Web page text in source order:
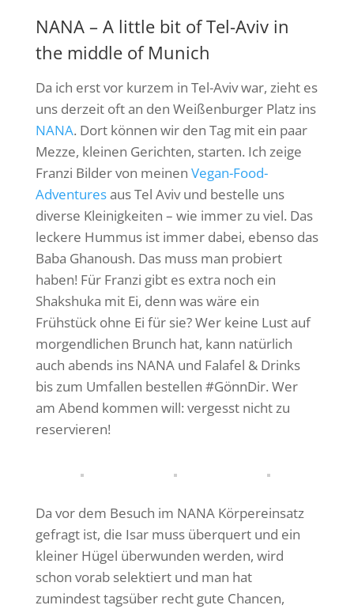
NANA – A little bit of Tel-Aviv in
the middle of Munich
Da ich erst vor kurzem in Tel-Aviv war, zieht es
uns derzeit oft an den Weißenburger Platz ins
NANA. Dort können wir den Tag mit ein paar
Mezze, kleinen Gerichten, starten. Ich zeige
Franzi Bilder von meinen Vegan-Food-
Adventuresaus Tel Aviv und bestelle uns
diverse Kleinigkeiten – wie immer zu viel. Das
leckere Hummus ist immer dabei, ebenso das
Baba Ghanoush. Das muss man probiert
haben! Für Franzi gibt es extra noch ein
Shakshuka mit Ei, denn was wäre ein
Frühstück ohne Ei für sie? Wer keine Lust auf
morgendlichen Brunch hat, kann natürlich
auch abends ins NANA und Falafel & Drinks
bis zum Umfallen bestellen #GönnDir. Wer
am Abend kommen will: vergesst nicht zu
reservieren!
Da vor dem Besuch im NANA Körpereinsatz
gefragt ist, die Isar muss überquert und ein
kleiner Hügel überwunden werden, wird
schon vorab selektiert und man hat
zumindest tagsüber recht gute Chancen,